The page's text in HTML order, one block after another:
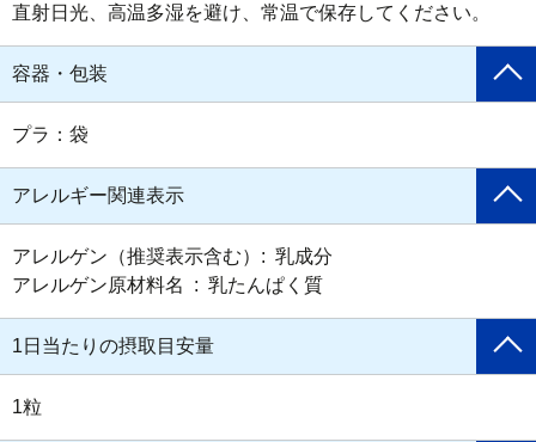
直射日光、高温多湿を避け、常温で保存してください。
容器・包装
プラ：袋
アレルギー関連表示
アレルゲン（推奨表示含む）:  乳成分
アレルゲン原材料名  :  乳たんぱく質
1日当たりの摂取目安量
1粒